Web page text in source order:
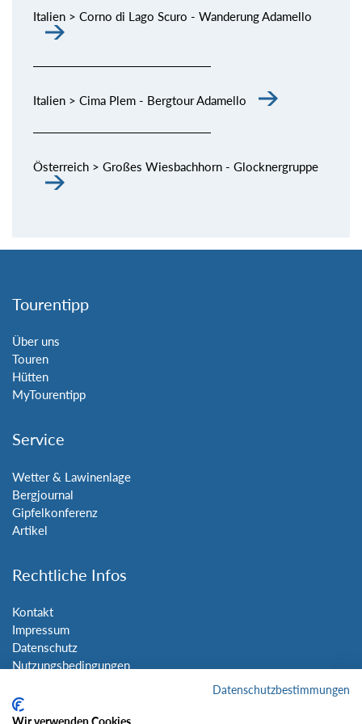
Italien > Corno di Lago Scuro - Wanderung Adamello
Italien > Cima Plem - Bergtour Adamello
Österreich > Großes Wiesbachhorn - Glocknergruppe
Tourentipp
Über uns
Touren
Hütten
MyTourentipp
Service
Wetter & Lawinenlage
Bergjournal
Gipfelkonferenz
Artikel
Rechtliche Infos
Kontakt
Impressum
Datenschutz
Nutzungsbedingungen
Datenschutzbestimmungen
Wir verwenden Cookies